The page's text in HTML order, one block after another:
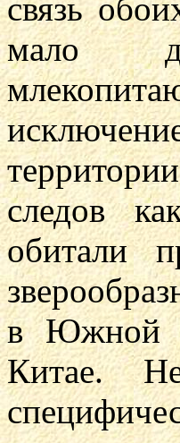
связь
мало
следов
обитали
в Южной
Китае.